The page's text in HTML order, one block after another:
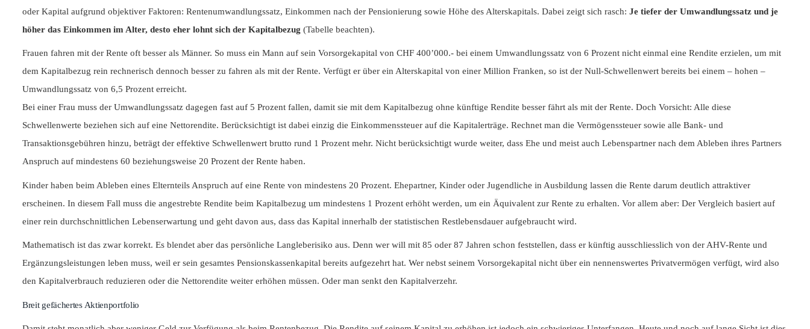
oder Kapital aufgrund objektiver Faktoren: Rentenumwandlungssatz, Einkommen nach der Pensionierung sowie Höhe des Alterskapitals. Dabei zeigt sich rasch: Je tiefer der Umwandlungssatz und je
höher das Einkommen im Alter, desto eher lohnt sich der Kapitalbezug (Tabelle beachten).
Frauen fahren mit der Rente oft besser als Männer. So muss ein Mann auf sein Vorsorgekapital von CHF 400’000.- bei einem Umwandlungssatz von 6 Prozent nicht einmal eine Rendite erzielen, um mit
dem Kapitalbezug rein rechnerisch dennoch besser zu fahren als mit der Rente. Verfügt er über ein Alterskapital von einer Million Franken, so ist der Null-Schwellenwert bereits bei einem – hohen –
Umwandlungssatz von 6,5 Prozent erreicht.
Bei einer Frau muss der Umwandlungssatz dagegen fast auf 5 Prozent fallen, damit sie mit dem Kapitalbezug ohne künftige Rendite besser fährt als mit der Rente. Doch Vorsicht: Alle diese
Schwellenwerte beziehen sich auf eine Nettorendite. Berücksichtigt ist dabei einzig die Einkommenssteuer auf die Kapitalerträge. Rechnet man die Vermögenssteuer sowie alle Bank- und
Transaktionsgebühren hinzu, beträgt der effektive Schwellenwert brutto rund 1 Prozent mehr. Nicht berücksichtigt wurde weiter, dass Ehe und meist auch Lebenspartner nach dem Ableben ihres Partners
Anspruch auf mindestens 60 beziehungsweise 20 Prozent der Rente haben.
Kinder haben beim Ableben eines Elternteils Anspruch auf eine Rente von mindestens 20 Prozent. Ehepartner, Kinder oder Jugendliche in Ausbildung lassen die Rente darum deutlich attraktiver
erscheinen. In diesem Fall muss die angestrebte Rendite beim Kapitalbezug um mindestens 1 Prozent erhöht werden, um ein Äquivalent zur Rente zu erhalten. Vor allem aber: Der Vergleich basiert auf
einer rein durchschnittlichen Lebenserwartung und geht davon aus, dass das Kapital innerhalb der statistischen Restlebensdauer aufgebraucht wird.
Mathematisch ist das zwar korrekt. Es blendet aber das persönliche Langleberisiko aus. Denn wer will mit 85 oder 87 Jahren schon feststellen, dass er künftig ausschliesslich von der AHV-Rente und
Ergänzungsleistungen leben muss, weil er sein gesamtes Pensionskassenkapital bereits aufgezehrt hat. Wer nebst seinem Vorsorgekapital nicht über ein nennenswertes Privatvermögen verfügt, wird also
den Kapitalverbrauch reduzieren oder die Nettorendite weiter erhöhen müssen. Oder man senkt den Kapitalverzehr.
Breit gefächertes Aktienportfolio